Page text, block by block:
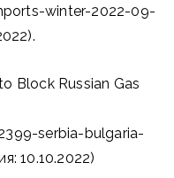
winter-2022-09-
Block Russian Gas
serbia-bulgaria-
10.10.2022)